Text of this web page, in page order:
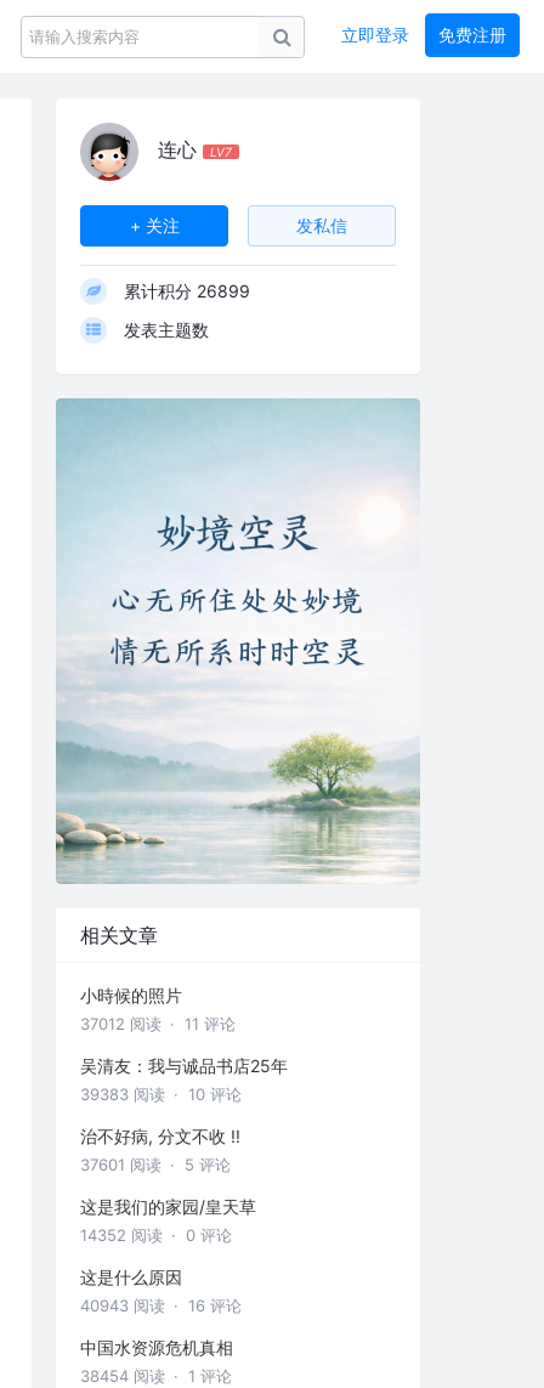
立即登录 免费注册
连心 LV7
+ 关注 发私信
累计积分 26899
发表主题数
相关文章
小時候的照片
37012 阅读 · 11 评论
吴清友：我与诚品书店25年
39383 阅读 · 10 评论
治不好病, 分文不收 !!
37601 阅读 · 5 评论
这是我们的家园/皇天草
14352 阅读 · 0 评论
这是什么原因
40943 阅读 · 16 评论
中国水资源危机真相
38454 阅读 · 1 评论